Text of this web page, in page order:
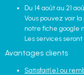
Du 14 août au 21
Vous pouvez voir
notre fiche google
Les services
Avantages clients
Satisfait(e) ou